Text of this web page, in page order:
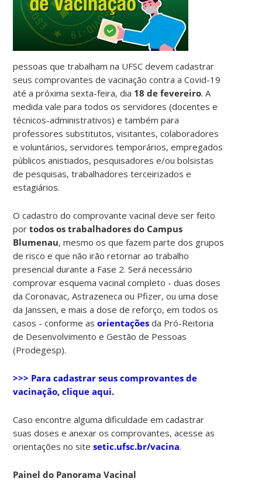
pessoas que trabalham na UFSC devem cadastrar
seus comprovantes de vacinação contra a Covid-19
até a próxima sexta-feira, dia 18 de fevereiro. A
medida vale para todos os servidores (docentes e
técnicos-administrativos) e também para
professores substitutos, visitantes, colaboradores
e voluntários, servidores temporários, empregados
públicos anistiados, pesquisadores e/ou bolsistas
de pesquisas, trabalhadores terceirizados e
estagiários.
O cadastro do comprovante vacinal deve ser feito
por todos os trabalhadores do Campus
Blumenau, mesmo os que fazem parte dos grupos
de risco e que não irão retornar ao trabalho
presencial durante a Fase 2. Será necessário
comprovar esquema vacinal completo - duas doses
da Coronavac, Astrazeneca ou Pfizer, ou uma dose
da Janssen, e mais a dose de reforço, em todos os
casos - conforme asorientaçõesda Pró-Reitoria
de Desenvolvimento e Gestão de Pessoas
(Prodegesp).
>>> Para cadastrar seus comprovantes de
vacinação, clique aqui.
Caso encontre alguma dificuldade em cadastrar
suas doses e anexar os comprovantes, acesse as
orientações no sitesetic.ufsc.br/vacina.
Painel do Panorama Vacinal